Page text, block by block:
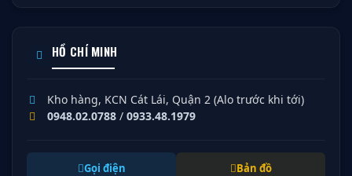
HỒ CHÍ MINH
Kho hàng, KCN Cát Lái, Quận 2 (Alo trước khi tới)
0948.02.0788 / 0933.48.1979
Gọi điện Bản đồ